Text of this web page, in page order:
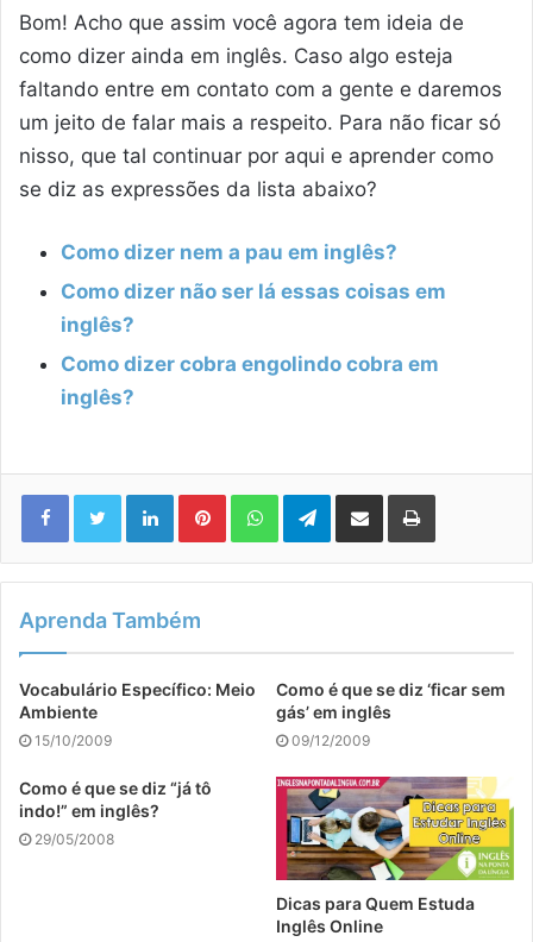
Bom! Acho que assim você agora tem ideia de
como dizer ainda em inglês. Caso algo esteja
faltando entre em contato com a gente e daremos
um jeito de falar mais a respeito. Para não ficar só
nisso, que tal continuar por aqui e aprender como
se diz as expressões da lista abaixo?
Como dizer nem a pau em inglês?
Como dizer não ser lá essas coisas em
inglês?
Como dizer cobra engolindo cobra em
inglês?
LinkedinPinterestWhatsAppTelegram
Compartilhar via e-mail Imprimir
Aprenda Também
Vocabulário Específico: Meio
Ambiente
15/10/2009
Como é que se diz ‘ficar sem
gás’ em inglês
09/12/2009
Como é que se diz “já tô
indo!” em inglês?
29/05/2008
Dicas para Quem Estuda
Inglês Online